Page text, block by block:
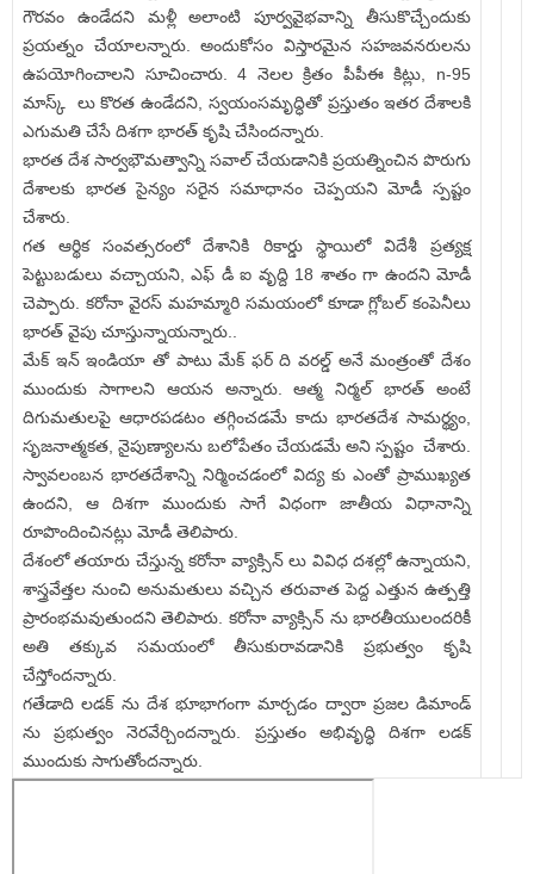
గౌరవం ఉండేదని మళ్లీ అలాంటి పూర్వవైభవాన్ని తీసుకొచ్చేందుకు
ప్రయత్నం చేయాలన్నారు. అందుకోసం విస్తారమైన సహజవనరులను
ఉపయోగించాలని సూచించారు. 4 నెలల క్రితం పీపీఈ కిట్లు, n-95
మాస్క్ లు కొరత ఉండేదని, స్వయంసమృద్ధితో ప్రస్తుతం ఇతర దేశాలకి
ఎగుమతి చేసే దిశగా భారత్ కృషి చేసిందన్నారు.
భారత దేశ సార్వభౌమత్వాన్ని సవాల్ చేయడానికి ప్రయత్నించిన పొరుగు
దేశాలకు భారత సైన్యం సరైన సమాధానం చెప్పయని మోడీ స్పష్టం
చేశారు.
గత ఆర్థిక సంవత్సరంలో దేశానికి రికార్డు స్థాయిలో విదేశీ ప్రత్యక్ష
పెట్టుబడులు వచ్చాయని, ఎఫ్ డీ ఐ వృద్ది 18 శాతం గా ఉందని మోడీ
చెప్పారు. కరోనా వైరస్ మహమ్మారి సమయంలో కూడా గ్లోబల్ కంపెనీలు
భారత్ వైపు చూస్తున్నాయన్నారు..
మేక్ ఇన్ ఇండియా తో పాటు మేక్ ఫర్ ది వరల్డ్ అనే మంత్రంతో దేశం
ముందుకు సాగాలని ఆయన అన్నారు. ఆత్మ నిర్మల్ భారత్ అంటే
దిగుమతులపై ఆధారపడటం తగ్గించడమే కాదు భారతదేశ సామర్థ్యం,
సృజనాత్మకత, నైపుణ్యాలను బలోపేతం చేయడమే అని స్పష్టం చేశారు.
స్వావలంబన భారతదేశాన్ని నిర్మించడంలో విద్య కు ఎంతో ప్రాముఖ్యత
ఉందని, ఆ దిశగా ముందుకు సాగే విధంగా జాతీయ విధానాన్ని
రూపొందించినట్లు మోడీ తెలిపారు.
దేశంలో తయారు చేస్తున్న కరోనా వ్యాక్సిన్ లు వివిధ దశల్లో ఉన్నాయని,
శాస్త్రవేత్తల నుంచి అనుమతులు వచ్చిన తరువాత పెద్ద ఎత్తున ఉత్పత్తి
ప్రారంభమవుతుందని తెలిపారు. కరోనా వ్యాక్సిన్ ను భారతీయులందరికీ
అతి తక్కువ సమయంలో తీసుకురావడానికి ప్రభుత్వం కృషి
చేస్తోందన్నారు.
గతేడాది లడక్ ను దేశ భూభాగంగా మార్చడం ద్వారా ప్రజల డిమాండ్
ను ప్రభుత్వం నెరవేర్చిందన్నారు. ప్రస్తుతం అభివృద్ధి దిశగా లడక్
ముందుకు సాగుతోందన్నారు.